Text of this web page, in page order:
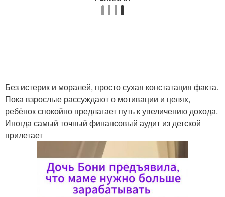
Без истерик и моралей, просто сухая констатация факта.
Пока взрослые рассуждают о мотивации и целях,
ребёнок спокойно предлагает путь к увеличению дохода.
Иногда самый точный финансовый аудит из детской
прилетает